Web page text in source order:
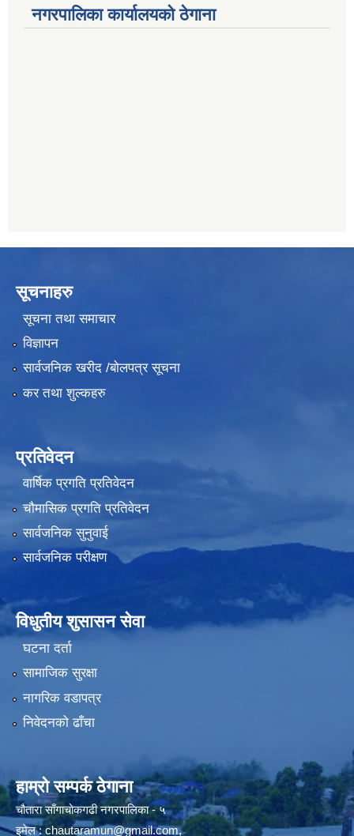
सिभिल बैंक, मेलम्ची
011401055
नगरपालिका कार्यालयको ठेगाना
सूचनाहरु
सूचना तथा समाचार
विज्ञापन
सार्वजनिक खरीद /बोलपत्र सूचना
कर तथा शुल्कहरु
प्रतिवेदन
वार्षिक प्रगति प्रतिवेदन
चौमासिक प्रगति प्रतिवेदन
सार्वजनिक सुनुवाई
सार्वजनिक परीक्षण
विधुतीय शुसासन सेवा
घटना दर्ता
सामाजिक सुरक्षा
नागरिक वडापत्र
निवेदनको ढाँचा
हाम्रो सम्पर्क ठेगाना
चौतारा साँगाचोकगढी नगरपालिका - ५
इमेल :chautaramun@gmail.com,